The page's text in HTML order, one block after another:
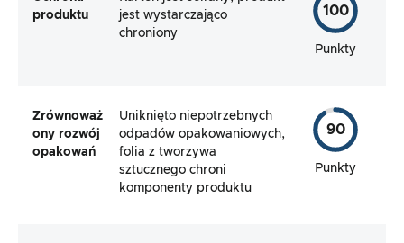
produktu
jest wystarczająco
chroniony
100
Punkty
Zrównoważ
ony rozwój
opakowań
Uniknięto niepotrzebnych
odpadów opakowaniowych,
folia z tworzywa
sztucznego chroni
komponenty produktu
90
Punkty